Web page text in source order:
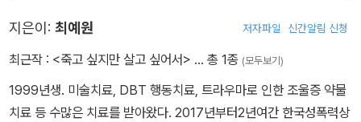
지은이: 최예원 저자파일 신간알림 신청
최근작 : <죽고 싶지만 살고 싶어서> … 총 1종 (모두보기)
1999년생. 미술치료, DBT 행동치료, 트라우마로 인한 조울증 약물
치료 등 수많은 치료를 받아왔다. 2017년부터2년여간 한국성폭력상